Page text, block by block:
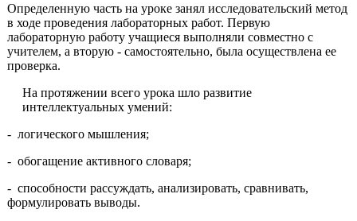
Определенную часть на уроке занял исследовательский метод
в ходе проведения лабораторных работ. Первую
лабораторную работу учащиеся выполняли совместно с
учителем, а вторую - самостоятельно, была осуществлена ее
проверка.
На протяжении всего урока шло развитие
интеллектуальных умений:
- логического мышления;
- обогащение активного словаря;
- способности рассуждать, анализировать, сравнивать,
формулировать выводы.